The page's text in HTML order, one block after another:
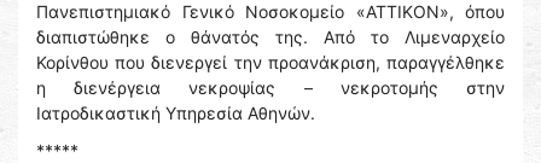
Πανεπιστημιακό Γενικό Νοσοκομείο «ΑΤΤΙΚΟΝ», όπου
διαπιστώθηκε ο θάνατός της. Από το Λιμεναρχείο
Κορίνθου που διενεργεί την προανάκριση, παραγγέλθηκε
η διενέργεια νεκροψίας – νεκροτομής στην
Ιατροδικαστική Υπηρεσία Αθηνών.
*****